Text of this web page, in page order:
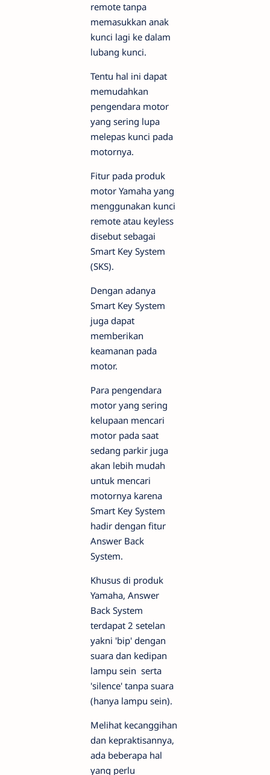
remote tanpa
memasukkan anak
kunci lagi ke dalam
lubang kunci.
Tentu hal ini dapat
memudahkan
pengendara motor
yang sering lupa
melepas kunci pada
motornya.
Fitur pada produk
motor Yamaha yang
menggunakan kunci
remote atau keyless
disebut sebagai
Smart Key System
(SKS).
Dengan adanya
Smart Key System
juga dapat
memberikan
keamanan pada
motor.
Para pengendara
motor yang sering
kelupaan mencari
motor pada saat
sedang parkir juga
akan lebih mudah
untuk mencari
motornya karena
Smart Key System
hadir dengan fitur
Answer Back
System.
Khusus di produk
Yamaha, Answer
Back System
terdapat 2 setelan
yakni 'bip' dengan
suara dan kedipan
lampu sein serta
'silence' tanpa suara
(hanya lampu sein).
Melihat kecanggihan
dan kepraktisannya,
ada beberapa hal
yang perlu